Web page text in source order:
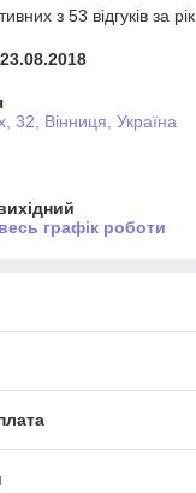
з 53 відгуків за рік
32, Вінниця, Україна
графік роботи